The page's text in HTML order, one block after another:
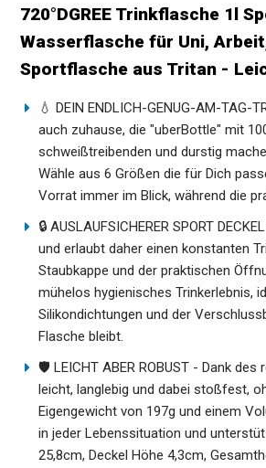
720°DGREE Trinkflasche 1l
Wasserflasche für Uni,
Sportflasche aus Tritan -
💧 DEIN ENDLICH-GENUG-AM-TAG-
auch zuhause, die "uberBottle" mit
schweißtreibenden und durstig
Wähle aus 6 Größen die für Dich
Vorrat immer im Blick, während die
🔒 AUSLAUFSICHERER SPORT
und erlaubt daher einen konstanten
Staubkappe und der praktischen
mühelos hygienisches Trinkerlebnis,
Silikondichtungen und der
Flasche bleibt.
🛡️ LEICHT ABER ROBUST - Dank
leicht, langlebig und dabei stoßfest,
Eigengewicht von 197g und einem
in jeder Lebenssituation und
25,8cm, Deckel Höhe 4,3cm,